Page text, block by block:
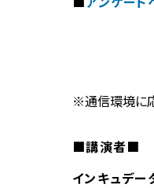
※通信環境に
■講演者■
インキュデ